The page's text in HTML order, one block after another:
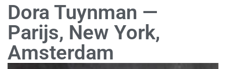
Dora Tuynman —
Parijs, New York,
Amsterdam